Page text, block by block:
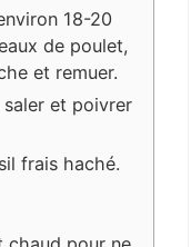
18-20
de poulet,
et remuer.
et poivrer
frais haché.